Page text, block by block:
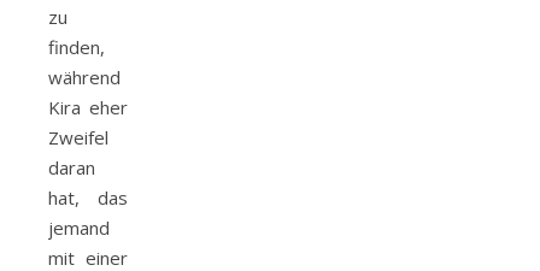
zu
finden,
während
Kira eher
Zweifel
daran
hat, das
jemand
mit einer